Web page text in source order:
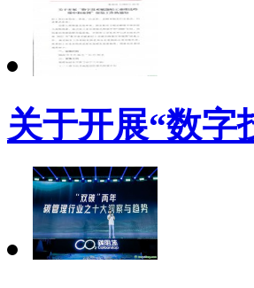
关于开展“数字